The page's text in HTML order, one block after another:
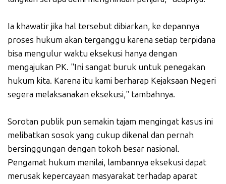
Ia khawatir jika hal tersebut dibiarkan, ke depannya
proses hukum akan terganggu karena setiap terpidana
bisa mengulur waktu eksekusi hanya dengan
mengajukan PK. "Ini sangat buruk untuk penegakan
hukum kita. Karena itu kami berharap Kejaksaan Negeri
segera melaksanakan eksekusi," tambahnya.
Sorotan publik pun semakin tajam mengingat kasus ini
melibatkan sosok yang cukup dikenal dan pernah
bersinggungan dengan tokoh besar nasional.
Pengamat hukum menilai, lambannya eksekusi dapat
merusak kepercayaan masyarakat terhadap aparat